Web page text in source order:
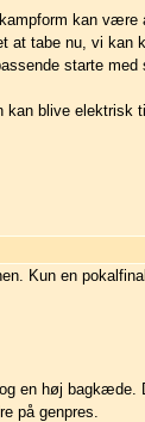
kan
at tabe nu, vi
starte
kan blive elektrisk
Kun en
en høj
på genpres.